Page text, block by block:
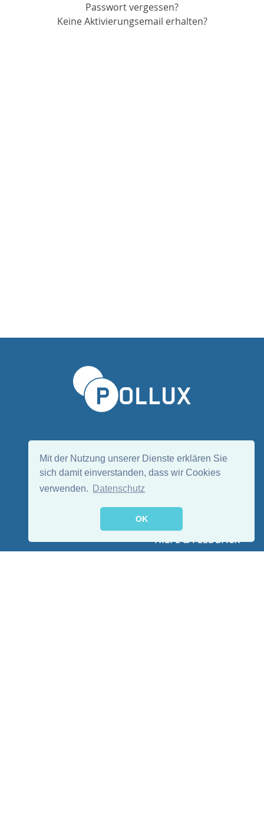
Mit der Nutzung unserer Dienste erklären Sie
sich damit einverstanden, dass wir Cookies
verwenden.
Datenschutz
OK
HILFE & FEEDBACK
Passwort vergessen?
Keine Aktivierungsemail erhalten?
EN